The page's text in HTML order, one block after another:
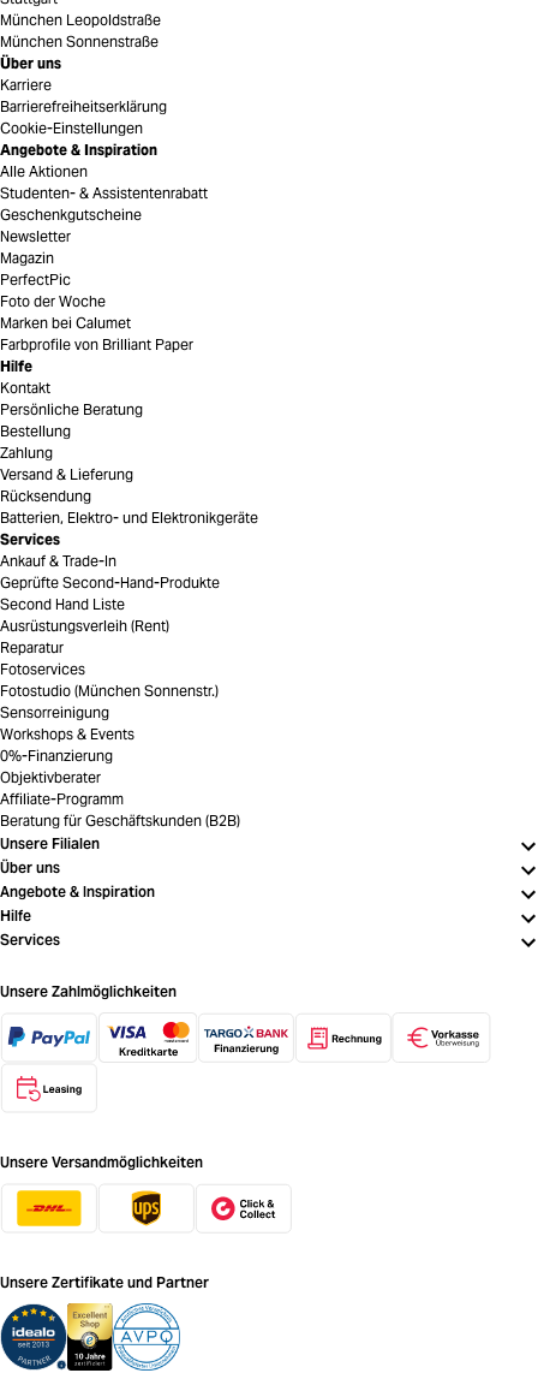
München Leopoldstraße
München Sonnenstraße
Über uns
Karriere
Barrierefreiheitserklärung
Cookie-Einstellungen
Angebote & Inspiration
Alle Aktionen
Studenten- & Assistentenrabatt
Geschenkgutscheine
Newsletter
Magazin
PerfectPic
Foto der Woche
Marken bei Calumet
Farbprofile von Brilliant Paper
Hilfe
Kontakt
Persönliche Beratung
Bestellung
Zahlung
Versand & Lieferung
Rücksendung
Batterien, Elektro- und Elektronikgeräte
Services
Ankauf & Trade-In
Geprüfte Second-Hand-Produkte
Second Hand Liste
Ausrüstungsverleih (Rent)
Reparatur
Fotoservices
Fotostudio (München Sonnenstr.)
Sensorreinigung
Workshops & Events
0%-Finanzierung
Objektivberater
Affiliate-Programm
Beratung für Geschäftskunden (B2B)
Unsere Filialen
Über uns
Angebote & Inspiration
Hilfe
Services
Unsere Zahlmöglichkeiten
Unsere Versandmöglichkeiten
Unsere Zertifikate und Partner